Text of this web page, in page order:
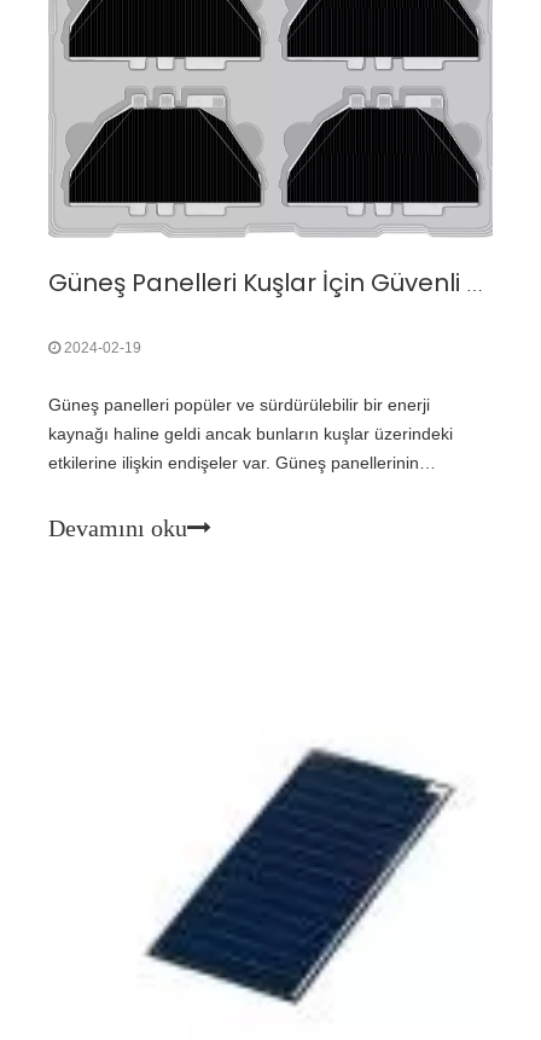
2024-02-19
Güneş panelleri popüler ve sürdürülebilir bir enerji
kaynağı haline geldi ancak bunların kuşlar üzerindeki
etkilerine ilişkin endişeler var. Güneş panellerinin
yönelik potansiyel risklerini anlamak büyük önem taşıyor.
Devamını oku